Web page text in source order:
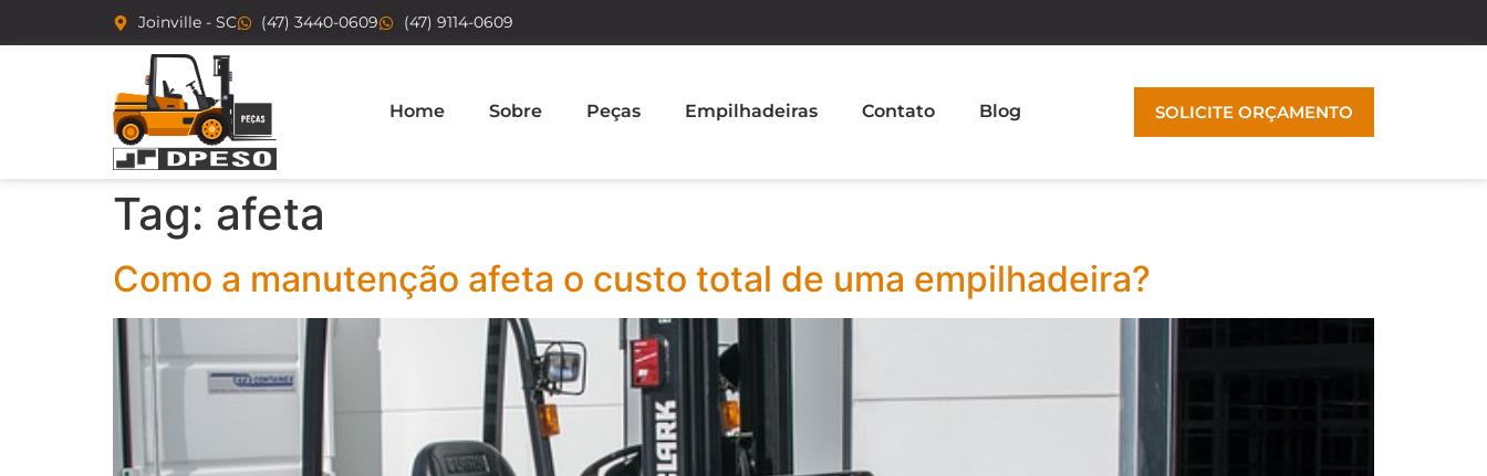
Joinville - SC (47) 3440-0609 (47) 9114-0609
Home Sobre Peças Empilhadeiras Contato Blog SOLICITE ORÇAMENTO
Tag: afeta
Como a manutenção afeta o custo total de uma empilhadeira?